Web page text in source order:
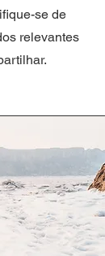
se de
relevantes